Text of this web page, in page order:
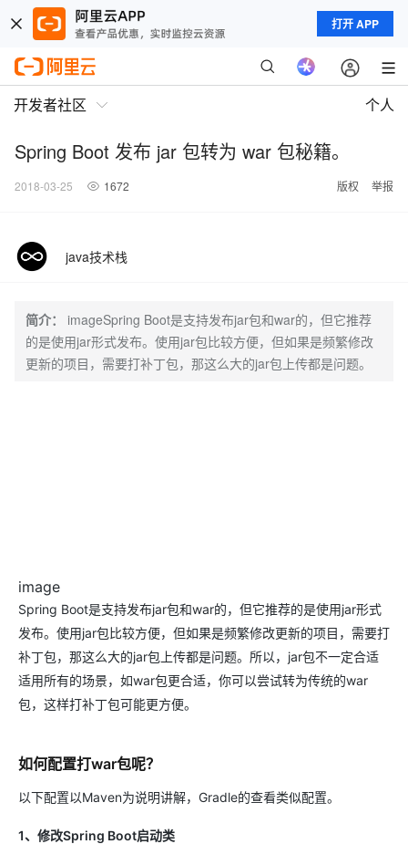
打开 APP
开发者社区 个人
Spring Boot 发布 jar 包转为 war 包秘籍。
2018-03-25 1672 版权 举报
java技术栈
简介：
imageSpring Boot是支持发布jar包和war的，但它推荐
的是使用jar形式发布。使用jar包比较方便，但如果是频繁修改
更新的项目，需要打补丁包，那这么大的jar包上传都是问题。
image
Spring Boot是支持发布jar包和war的，但它推荐的是使用jar形式
发布。使用jar包比较方便，但如果是频繁修改更新的项目，需要打
补丁包，那这么大的jar包上传都是问题。所以，jar包不一定合适
适用所有的场景，如war包更合适，你可以尝试转为传统的war
包，这样打补丁包可能更方便。
如何配置打war包呢？
以下配置以Maven为说明讲解，Gradle的查看类似配置。
1、修改Spring Boot启动类